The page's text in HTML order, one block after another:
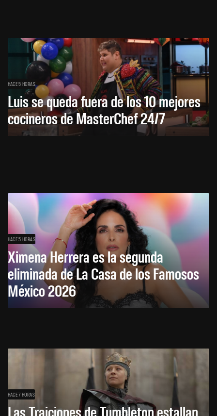
HACE 5 HORAS
Luis se queda fuera de los 10 mejores
cocineros de MasterChef 24/7
HACE 5 HORAS
Ximena Herrera es la segunda
eliminada de La Casa de los Famosos
México 2026
HACE 7 HORAS
Las Traiciones de Tumbleton estallan